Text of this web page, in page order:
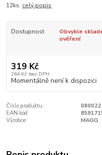
12ks. celý popis
Dostupnost
Obvykle
ověření
319 Kč
264 Kč bez DPH
Momentálně není k dispozici
Číslo produktu:
080022
EAN kód:
Výrobce:
MAGG